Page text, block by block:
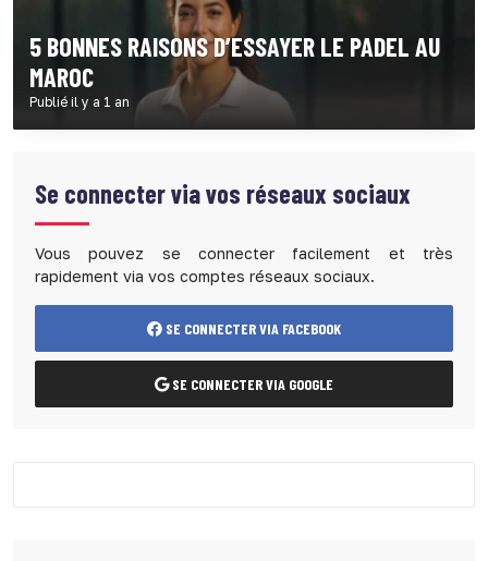
5 BONNES RAISONS D’ESSAYER LE PADEL AU
MAROC
Publié il y a 1 an
Se connecter via vos réseaux sociaux
Vous pouvez se connecter facilement et très
rapidement via vos comptes réseaux sociaux.
SE CONNECTER VIA FACEBOOK
SE CONNECTER VIA GOOGLE